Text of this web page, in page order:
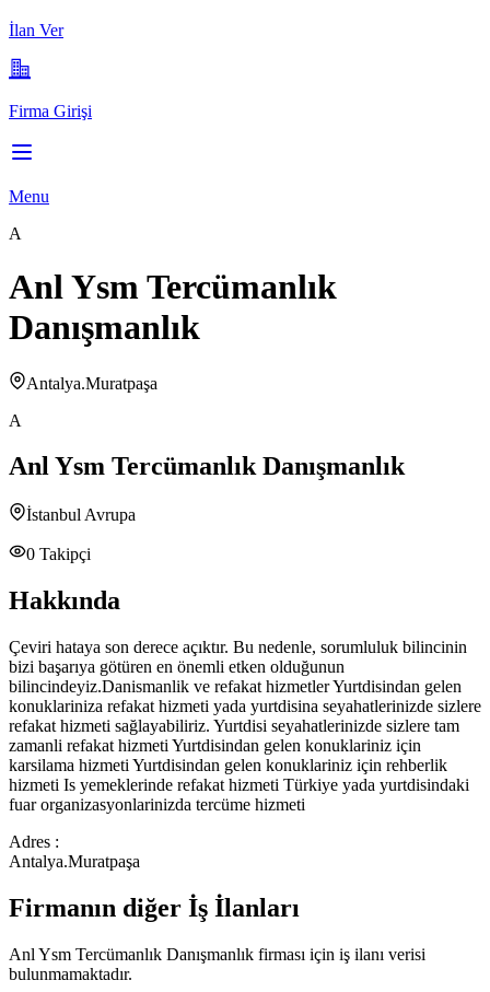
İlan Ver
Firma Girişi
Menu
A
Anl Ysm Tercümanlık
Danışmanlık
Antalya.Muratpaşa
A
Anl Ysm Tercümanlık Danışmanlık
İstanbul Avrupa
0 Takipçi
Hakkında
Çeviri hataya son derece açıktır. Bu nedenle, sorumluluk bilincinin
bizi başarıya götüren en önemli etken olduğunun
bilincindeyiz.Danismanlik ve refakat hizmetler Yurtdisindan gelen
konuklariniza refakat hizmeti yada yurtdisina seyahatlerinizde sizlere
refakat hizmeti sağlayabiliriz. Yurtdisi seyahatlerinizde sizlere tam
zamanli refakat hizmeti Yurtdisindan gelen konuklariniz için
karsilama hizmeti Yurtdisindan gelen konuklariniz için rehberlik
hizmeti Is yemeklerinde refakat hizmeti Türkiye yada yurtdisindaki
fuar organizasyonlarinizda tercüme hizmeti
Adres :
Antalya.Muratpaşa
Firmanın diğer İş İlanları
Anl Ysm Tercümanlık Danışmanlık firması için iş ilanı verisi
bulunmamaktadır.